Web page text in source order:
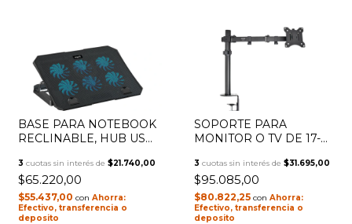
BASE PARA NOTEBOOK
RECLINABLE, HUB USB,
DE VELOCIDAD
NSCN86
3 cuotas sin interés de $21.740,00
$65.220,00
$55.437,00 con
Efectivo, transferencia o
deposito
SOPORTE PARA
MONITOR O TV DE 17-
HASTA 8KG NSSOTVEB
3 cuotas sin interés de $31.695,00
$95.085,00
$80.822,25 con
Efectivo, transferencia o
deposito